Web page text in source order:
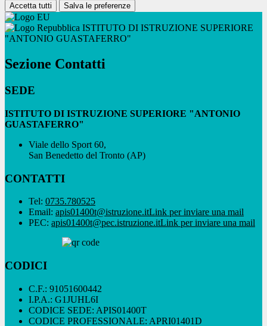
Accetta tutti Salva le preferenze
ISTITUTO DI ISTRUZIONE SUPERIORE
"ANTONIO GUASTAFERRO"
Sezione Contatti
SEDE
ISTITUTO DI ISTRUZIONE SUPERIORE "ANTONIO
GUASTAFERRO"
Viale dello Sport 60,
San Benedetto del Tronto (AP)
CONTATTI
Tel: 0735.780525
Email: apis01400t@istruzione.itLink per inviare una mail
PEC: apis01400t@pec.istruzione.itLink per inviare una mail
CODICI
C.F.: 91051600442
I.P.A.: G1JUHL6I
CODICE SEDE: APIS01400T
CODICE PROFESSIONALE: APRI01401D